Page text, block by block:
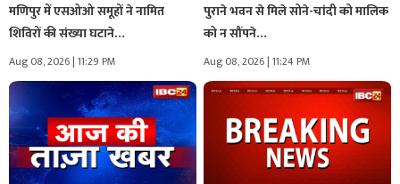
मणिपुर में एसओओ समूहों ने नामित
शिविरों की संख्या घटाने…
Aug 08, 2026 | 11:29 PM
पुराने भवन से मिले सोने-चांदी को मालिक
को न सौंपने…
Aug 08, 2026 | 11:24 PM